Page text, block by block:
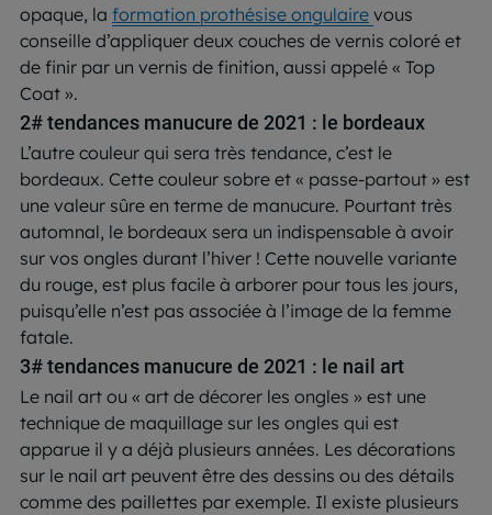
opaque, la formation prothésise ongulaire vous
conseille d’appliquer deux couches de vernis coloré et
de finir par un vernis de finition, aussi appelé « Top
Coat ».
2# tendances manucure de 2021 : le bordeaux
L’autre couleur qui sera très tendance, c’est le
bordeaux. Cette couleur sobre et « passe-partout » est
une valeur sûre en terme de manucure. Pourtant très
automnal, le bordeaux sera un indispensable à avoir
sur vos ongles durant l’hiver ! Cette nouvelle variante
du rouge, est plus facile à arborer pour tous les jours,
puisqu’elle n’est pas associée à l’image de la femme
fatale.
3# tendances manucure de 2021 : le nail art
Le nail art ou « art de décorer les ongles » est une
technique de maquillage sur les ongles qui est
apparue il y a déjà plusieurs années. Les décorations
sur le nail art peuvent être des dessins ou des détails
comme des paillettes par exemple. Il existe plusieurs